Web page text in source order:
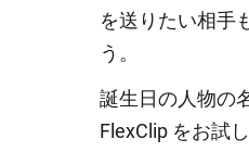
を送りたい相手
う。
誕生日の人物の
FlexClip をお試